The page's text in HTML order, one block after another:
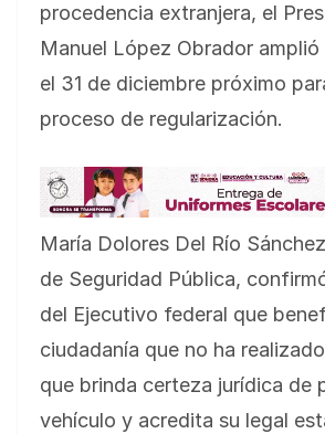
procedencia extranjera, el
Manuel López Obrador
el 31 de diciembre próximo
proceso de regularización.
María Dolores Del Río
de Seguridad Pública,
del Ejecutivo federal que
ciudadanía que no ha
que brinda certeza jurídica de
vehículo y acredita su legal